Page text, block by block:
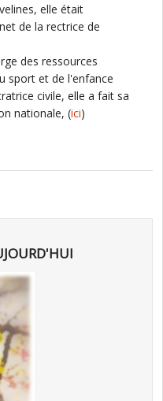
elle était
de la rectrice de
des ressources
sport et de l'enfance
civile, elle a fait sa
nationale, (ici)